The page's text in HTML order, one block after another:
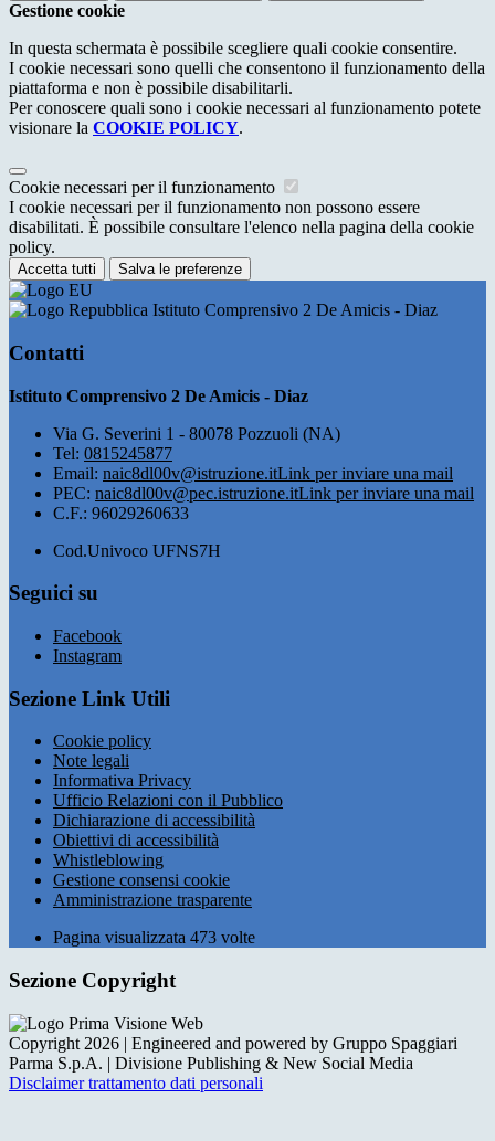
Gestione cookie
In questa schermata è possibile scegliere quali cookie consentire.
I cookie necessari sono quelli che consentono il funzionamento della
piattaforma e non è possibile disabilitarli.
Per conoscere quali sono i cookie necessari al funzionamento potete
visionare la COOKIE POLICY.
Cookie necessari per il funzionamento
I cookie necessari per il funzionamento non possono essere
disabilitati. È possibile consultare l'elenco nella pagina della cookie
policy.
Accetta tutti Salva le preferenze
Istituto Comprensivo 2 De Amicis - Diaz
Contatti
Istituto Comprensivo 2 De Amicis - Diaz
Via G. Severini 1 - 80078 Pozzuoli (NA)
Tel: 0815245877
Email: naic8dl00v@istruzione.itLink per inviare una mail
PEC: naic8dl00v@pec.istruzione.itLink per inviare una mail
C.F.: 96029260633
Cod.Univoco UFNS7H
Seguici su
Facebook
Instagram
Sezione Link Utili
Cookie policy
Note legali
Informativa Privacy
Ufficio Relazioni con il Pubblico
Dichiarazione di accessibilità
Obiettivi di accessibilità
Whistleblowing
Gestione consensi cookie
Amministrazione trasparente
Pagina visualizzata 473 volte
Sezione Copyright
Copyright 2026 | Engineered and powered by Gruppo Spaggiari
Parma S.p.A. | Divisione Publishing & New Social Media
Disclaimer trattamento dati personali